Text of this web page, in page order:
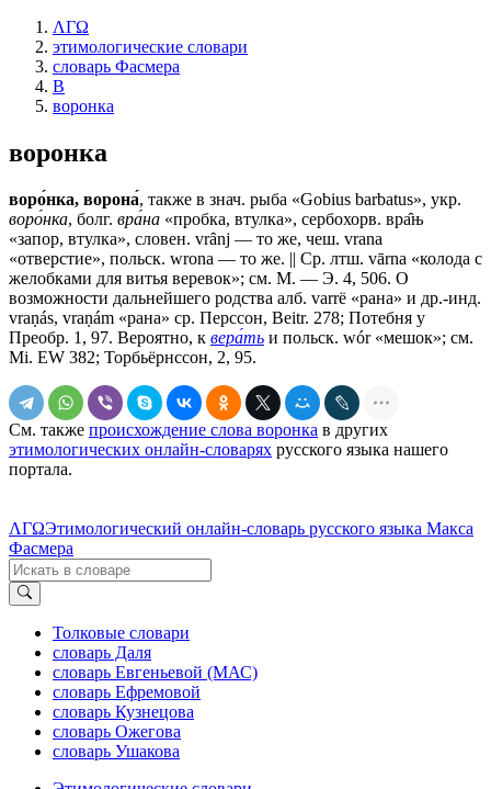
ΛΓΩ
этимологические словари
словарь Фасмера
В
воронка
воронка
воро́нка, ворона́, также в знач. рыба «Gobius barbatus», укр.
воро́нка, болг. вра́на «пробка, втулка», сербохорв. вра̑њ
«запор, втулка», словен. vrȃnj — то же, чеш. vrana
«отверстие», польск. wrona — то же. || Ср. лтш. vārna «колода с
желобками для витья веревок»; см. М. — Э. 4, 506. О
возможности дальнейшего родства алб. varrë «рана» и др.-инд.
vraṇás, vraṇám «рана» ср. Перссон, Beitr. 278; Потебня у
Преобр. 1, 97. Вероятно, к вера́ть и польск. wór «мешок»; см.
Mi. EW 382; Торбьёрнссон, 2, 95.
См. также происхождение слова воронка в других
этимологических онлайн-словарях русского языка нашего
портала.
ΛΓΩЭтимологический онлайн-словарь русского языка Макса
Фасмера
Толковые словари
словарь Даля
словарь Евгеньевой (МАС)
словарь Ефремовой
словарь Кузнецова
словарь Ожегова
словарь Ушакова